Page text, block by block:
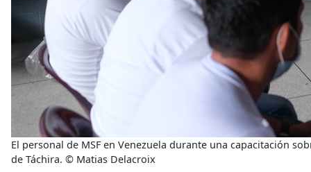
El personal de MSF en Venezuela durante una capacitación
de Táchira. © Matias Delacroix